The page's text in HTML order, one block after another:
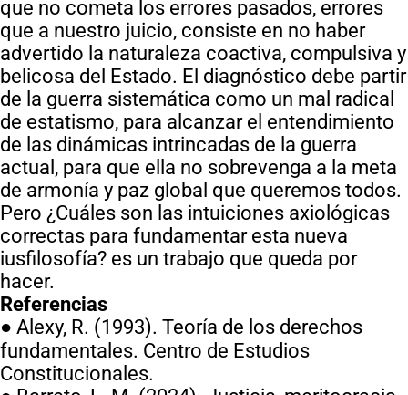
que no cometa los errores pasados, errores
que a nuestro juicio, consiste en no haber
advertido la naturaleza coactiva, compulsiva y
belicosa del Estado. El diagnóstico debe partir
de la guerra sistemática como un mal radical
de estatismo, para alcanzar el entendimiento
de las dinámicas intrincadas de la guerra
actual, para que ella no sobrevenga a la meta
de armonía y paz global que queremos todos.
Pero ¿Cuáles son las intuiciones axiológicas
correctas para fundamentar esta nueva
iusfilosofía? es un trabajo que queda por
hacer.
Referencias
● Alexy, R. (1993). Teoría de los derechos
fundamentales. Centro de Estudios
Constitucionales.